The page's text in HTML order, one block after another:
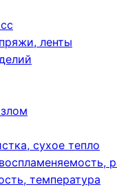
ленты
сухое тепло
температура